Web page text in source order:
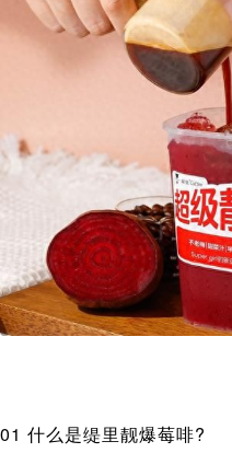
01 什么是缇里靓爆莓啡?